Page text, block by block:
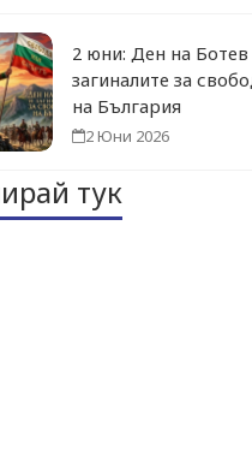
2 юни: Ден на Ботев
загиналите за
на България
2 Юни 2026
тук